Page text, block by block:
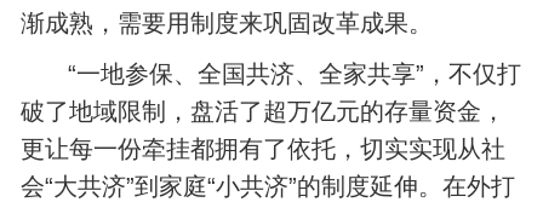
渐成熟，需要用制度来巩固改革成果。
“一地参保、全国共济、全家共享”，不仅打
破了地域限制，盘活了超万亿元的存量资金，
更让每一份牵挂都拥有了依托，切实实现从社
会“大共济”到家庭“小共济”的制度延伸。在外打